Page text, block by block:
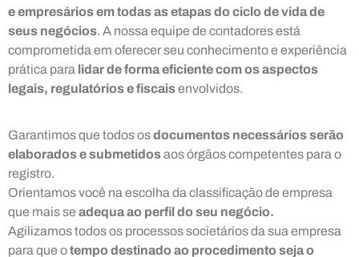
e empresários em todas as etapas do ciclo de vida de
seus negócios. A nossa equipe de contadores está
comprometida em oferecer seu conhecimento e experiência
prática para lidar de forma eficiente com os aspectos
legais, regulatórios e fiscaisenvolvidos.
Garantimos que todos osdocumentos necessários serão
elaborados e submetidosaos órgãos competentes para o
registro.
Orientamos você na escolha da classificação de empresa
que mais se adequa ao perfil do seu negócio.
Agilizamos todos os processos societários da sua empresa
para que otempo destinado ao procedimento seja o